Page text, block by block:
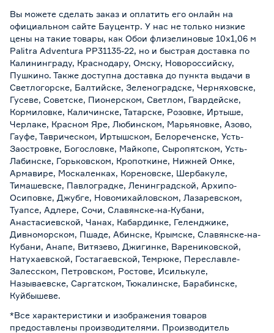
Вы можете сделать заказ и оплатить его онлайн на
официальном сайте Бауцентр. У нас не только низкие
цены на такие товары, как Обои флизелиновые 10х1,06 м
Palitra Adventura PP31135-22, но и быстрая доставка по
Калининграду, Краснодару, Омску, Новороссийску,
Пушкино. Также доступна доставка до пункта выдачи в
Светлогорске, Балтийске, Зеленоградске, Черняховске,
Гусеве, Советске, Пионерском, Светлом, Гвардейске,
Кормиловке, Каличинске, Татарске, Розовке, Иртыше,
Черлаке, Красном Яре, Любинском, Марьяновке, Азово,
Гауфе, Таврическом, Иртышском, Белореченске, Усть-
Заостровке, Богословке, Майкопе, Сыропятском, Усть-
Лабинске, Горьковском, Кропоткине, Нижней Омке,
Армавире, Москаленках, Кореновске, Шербакуле,
Тимашевске, Павлоградке, Ленинградской, Архипо-
Осиповке, Джубге, Новомихайловском, Лазаревском,
Туапсе, Адлере, Сочи, Славянске-на-Кубани,
Анастасиевской, Чанах, Кабардинке, Геленджике,
Дивноморском, Пшаде, Абинске, Крымске, Славянске-на-
Кубани, Анапе, Витязево, Джигинке, Варениковской,
Натухаевской, Гостагаевской, Темрюке, Переславле-
Залесском, Петровском, Ростове, Исилькуле,
Называевске, Саргатском, Тюкалинске, Барабинске,
Куйбышеве.
*Все характеристики и изображения товаров
предоставлены производителями. Производитель